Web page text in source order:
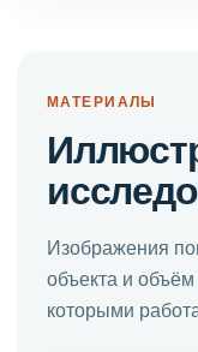
МАТЕРИАЛЫ
Изображения
объекта и
которыми